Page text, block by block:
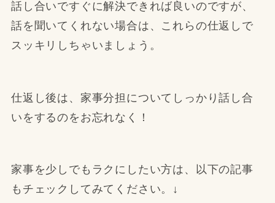
話し合いですぐに解決できれば良いのですが、
話を聞いてくれない場合は、これらの仕返しで
スッキリしちゃいましょう。
仕返し後は、家事分担についてしっかり話し合
いをするのをお忘れなく！
家事を少しでもラクにしたい方は、以下の記事
もチェックしてみてください。↓